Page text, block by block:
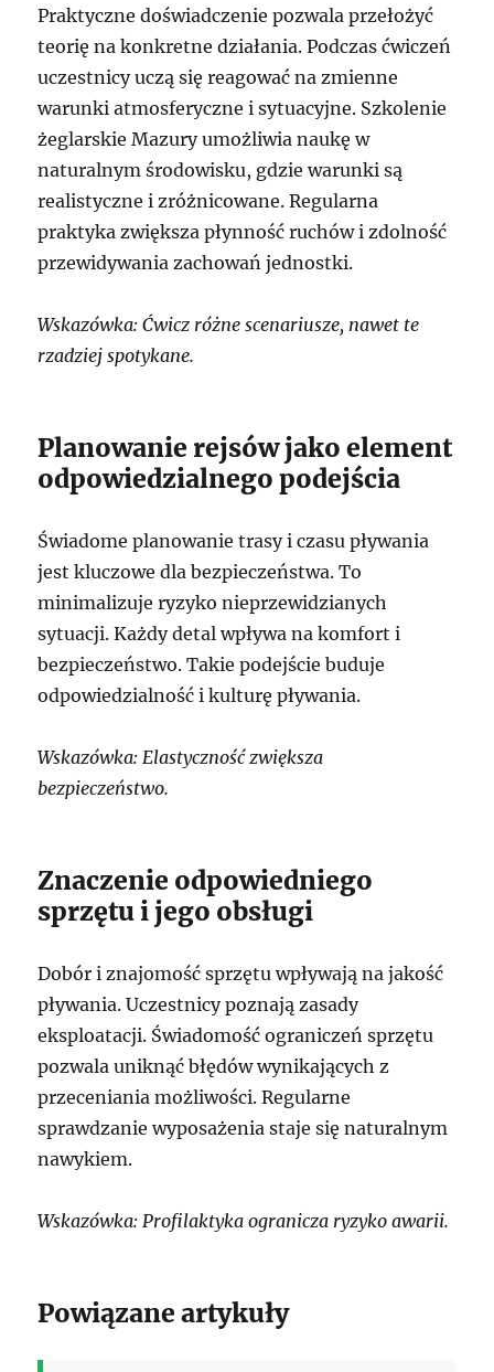
Praktyczne doświadczenie pozwala przełożyć
teorię na konkretne działania. Podczas ćwiczeń
uczestnicy uczą się reagować na zmienne
warunki atmosferyczne i sytuacyjne. Szkolenie
żeglarskie Mazury umożliwia naukę w
naturalnym środowisku, gdzie warunki są
realistyczne i zróżnicowane. Regularna
praktyka zwiększa płynność ruchów i zdolność
przewidywania zachowań jednostki.
Wskazówka: Ćwicz różne scenariusze, nawet te
rzadziej spotykane.
Planowanie rejsów jako element
odpowiedzialnego podejścia
Świadome planowanie trasy i czasu pływania
jest kluczowe dla bezpieczeństwa. To
minimalizuje ryzyko nieprzewidzianych
sytuacji. Każdy detal wpływa na komfort i
bezpieczeństwo. Takie podejście buduje
odpowiedzialność i kulturę pływania.
Wskazówka: Elastyczność zwiększa
bezpieczeństwo.
Znaczenie odpowiedniego
sprzętu i jego obsługi
Dobór i znajomość sprzętu wpływają na jakość
pływania. Uczestnicy poznają zasady
eksploatacji. Świadomość ograniczeń sprzętu
pozwala uniknąć błędów wynikających z
przeceniania możliwości. Regularne
sprawdzanie wyposażenia staje się naturalnym
nawykiem.
Wskazówka: Profilaktyka ogranicza ryzyko awarii.
Powiązane artykuły